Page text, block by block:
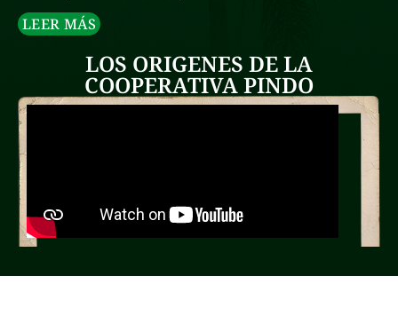
LEER MÁS
LOS ORIGENES DE LA
COOPERATIVA PINDO